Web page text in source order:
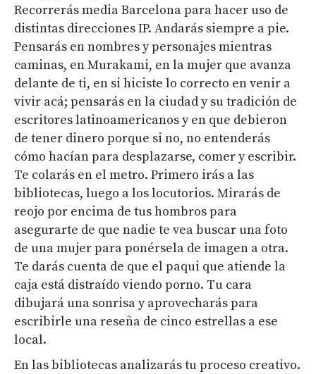
Recorrerás media Barcelona para hacer uso de
distintas direcciones IP. Andarás siempre a pie.
Pensarás en nombres y personajes mientras
caminas, en Murakami, en la mujer que avanza
delante de ti, en si hiciste lo correcto en venir a
vivir acá; pensarás en la ciudad y su tradición de
escritores latinoamericanos y en que debieron
de tener dinero porque si no, no entenderás
cómo hacían para desplazarse, comer y escribir.
Te colarás en el metro. Primero irás a las
bibliotecas, luego a los locutorios. Mirarás de
reojo por encima de tus hombros para
asegurarte de que nadie te vea buscar una foto
de una mujer para ponérsela de imagen a otra.
Te darás cuenta de que el paqui que atiende la
caja está distraído viendo porno. Tu cara
dibujará una sonrisa y aprovecharás para
escribirle una reseña de cinco estrellas a ese
local.
En las bibliotecas analizarás tu proceso creativo.